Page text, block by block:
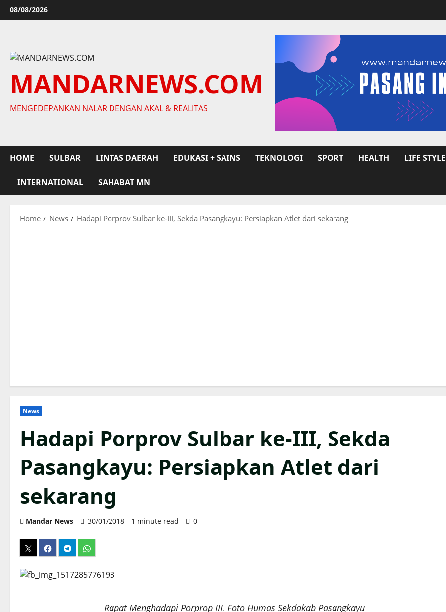
Skip
to
08/08/2026
MANDARNEWS.COM
MENGEDEPANKAN NALAR DENGAN AKAL & REALITAS
HOME SULBAR LINTAS DAERAH EDUKASI + SAINS TEKNOLOGI SPORT HEALTH LIFE STYLE
INTERNATIONAL SAHABAT MN
Home News Hadapi Porprov Sulbar ke-III, Sekda Pasangkayu: Persiapkan Atlet dari sekarang
News
Hadapi Porprov Sulbar ke-III, Sekda
Pasangkayu: Persiapkan Atlet dari
sekarang
Mandar News 30/01/2018 1 minute read 0
Rapat Menghadapi Porprop III. Foto Humas Sekdakab Pasangkayu